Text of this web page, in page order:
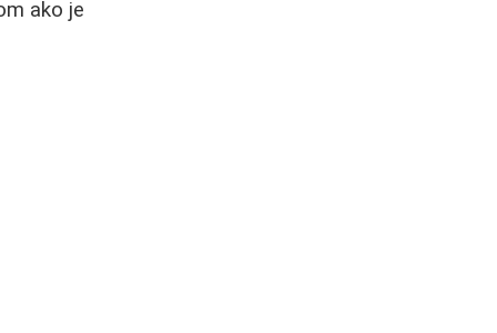
ako je